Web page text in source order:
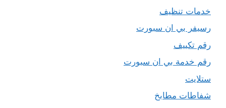
خدمات تنظيف
رسيفر بي ان سبورت
رقم تكييف
رقم خدمة بي ان سبورت
ستلايت
شفاطات مطابخ